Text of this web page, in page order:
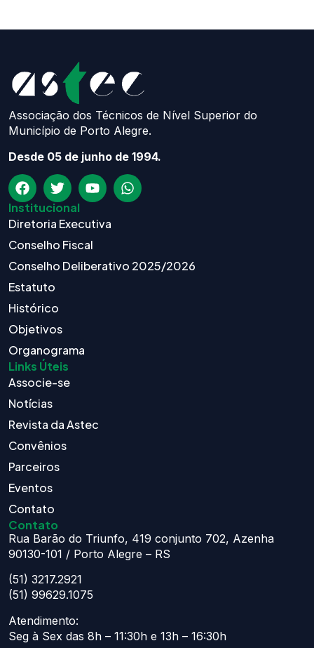
Associação dos Técnicos de Nível Superior do
Município de Porto Alegre.
Desde 05 de junho de 1994.
Institucional
Diretoria Executiva
Conselho Fiscal
Conselho Deliberativo 2025/2026
Estatuto
Histórico
Objetivos
Organograma
Links Úteis
Associe-se
Notícias
Revista da Astec
Convênios
Parceiros
Eventos
Contato
Contato
Rua Barão do Triunfo, 419 conjunto 702, Azenha
90130-101 / Porto Alegre – RS
(51) 3217.2921
(51) 99629.1075
Atendimento:
Seg à Sex das 8h – 11:30h e 13h – 16:30h